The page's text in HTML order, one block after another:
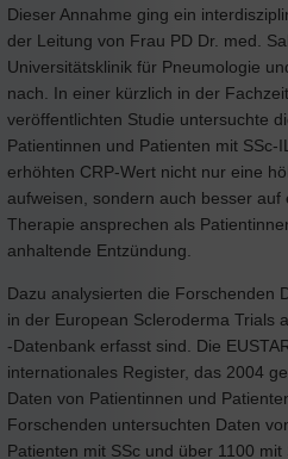
Dieser Annahme ging ein
der Leitung von Frau PD Dr. med.
Universitätsklinik für Pneumologie
nach. In einer kürzlich in der
veröffentlichten Studie untersuchte
Patientinnen und Patienten mit SSc-
erhöhten CRP-Wert nicht nur eine
aufweisen, sondern auch besser auf
Therapie ansprechen als
anhaltende Entzündung.
Dazu analysierten die Forschenden
in der European Scleroderma Trials
-Datenbank erfasst sind. Die
internationales Register, das 2004
Daten von Patientinnen und
Forschenden untersuchten Daten
Patienten mit SSc und über 1100